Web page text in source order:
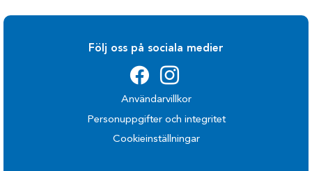
Följ oss på sociala medier
Användarvillkor
Personuppgifter och integritet
Cookieinställningar